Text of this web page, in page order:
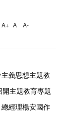
A+ A A-
義思想主題教
主題教育專題
經理楊安國作